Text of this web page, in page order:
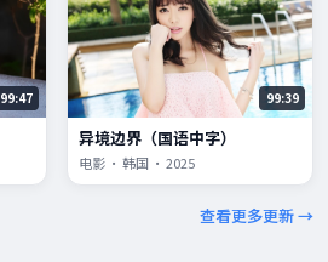
99:47 99:39
异境边界（国语中字）
电影 · 韩国 · 2025
查看更多更新 →